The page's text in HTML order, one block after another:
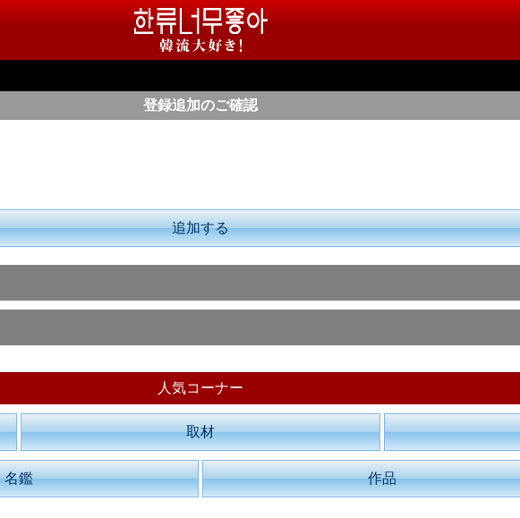
登録追加のご確認
追加する
人気コーナー
取材
名鑑 作品